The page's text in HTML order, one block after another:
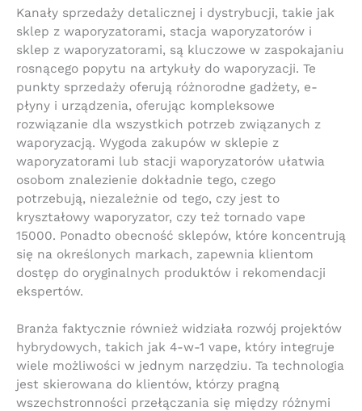
Kanały sprzedaży detalicznej i dystrybucji, takie jak
sklep z waporyzatorami, stacja waporyzatorów i
sklep z waporyzatorami, są kluczowe w zaspokajaniu
rosnącego popytu na artykuły do waporyzacji. Te
punkty sprzedaży oferują różnorodne gadżety, e-
płyny i urządzenia, oferując kompleksowe
rozwiązanie dla wszystkich potrzeb związanych z
waporyzacją. Wygoda zakupów w sklepie z
waporyzatorami lub stacji waporyzatorów ułatwia
osobom znalezienie dokładnie tego, czego
potrzebują, niezależnie od tego, czy jest to
kryształowy waporyzator, czy też tornado vape
15000. Ponadto obecność sklepów, które koncentrują
się na określonych markach, zapewnia klientom
dostęp do oryginalnych produktów i rekomendacji
ekspertów.
Branża faktycznie również widziała rozwój projektów
hybrydowych, takich jak 4-w-1 vape, który integruje
wiele możliwości w jednym narzędziu. Ta technologia
jest skierowana do klientów, którzy pragną
wszechstronności przełączania się między różnymi